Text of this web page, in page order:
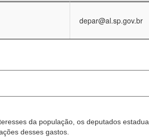
depar@al.sp.gov.br
da população, os deputados
desses gastos.